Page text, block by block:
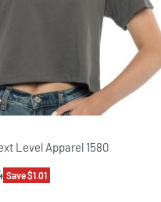
Level Apparel 1580
Save $1.01